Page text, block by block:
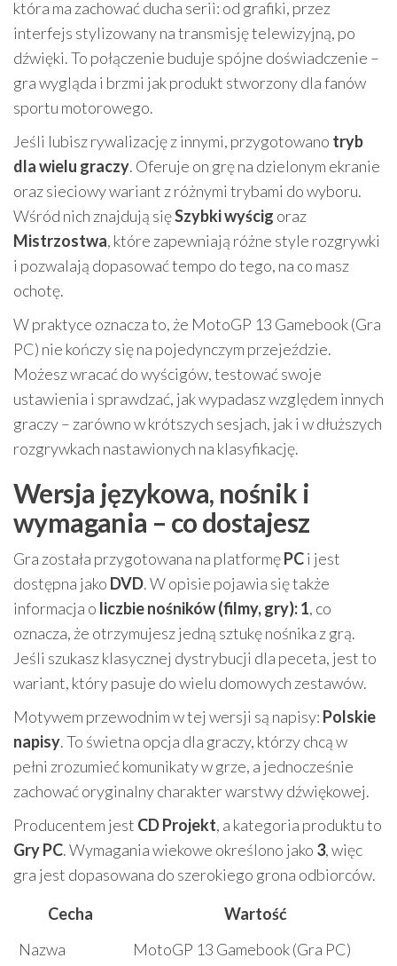
która ma zachować ducha serii: od grafiki, przez
interfejs stylizowany na transmisję telewizyjną, po
dźwięki. To połączenie buduje spójne doświadczenie –
gra wygląda i brzmi jak produkt stworzony dla fanów
sportu motorowego.
Jeśli lubisz rywalizację z innymi, przygotowano tryb
dla wielu graczy. Oferuje on grę na dzielonym ekranie
oraz sieciowy wariant z różnymi trybami do wyboru.
Wśród nich znajdują sięSzybki wyścig oraz
Mistrzostwa, które zapewniają różne style rozgrywki
i pozwalają dopasować tempo do tego, na co masz
ochotę.
W praktyce oznacza to, że MotoGP 13 Gamebook (Gra
PC) nie kończy się na pojedynczym przejeździe.
Możesz wracać do wyścigów, testować swoje
ustawienia i sprawdzać, jak wypadasz względem innych
graczy – zarówno w krótszych sesjach, jak i w dłuższych
rozgrywkach nastawionych na klasyfikację.
Wersja językowa, nośnik i
wymagania – co dostajesz
Gra została przygotowana na platformęPCi jest
dostępna jako DVD. W opisie pojawia się także
informacja o liczbie nośników (filmy, gry): 1, co
oznacza, że otrzymujesz jedną sztukę nośnika z grą.
Jeśli szukasz klasycznej dystrybucji dla peceta, jest to
wariant, który pasuje do wielu domowych zestawów.
Motywem przewodnim w tej wersji są napisy: Polskie
napisy. To świetna opcja dla graczy, którzy chcą w
pełni zrozumieć komunikaty w grze, a jednocześnie
zachować oryginalny charakter warstwy dźwiękowej.
Producentem jest CD Projekt, a kategoria produktu to
Gry PC. Wymagania wiekowe określono jako 3, więc
gra jest dopasowana do szerokiego grona odbiorców.
Cecha
Wartość
Nazwa
MotoGP 13 Gamebook (Gra PC)